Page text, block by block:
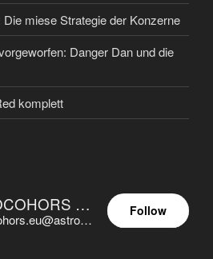
miese Strategie der Konzerne
Danger Dan und die
komplett
ASTROCOHORS EUNOIA ULTIMA
@astrocohors.eu@astrocohors.eu
Follow